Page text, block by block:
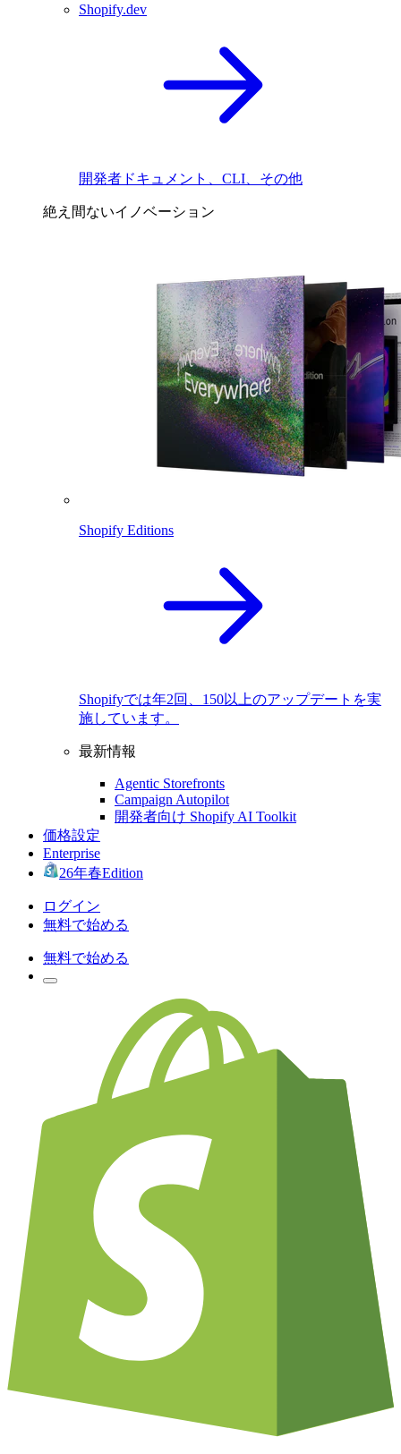
Shopify.dev
開発者ドキュメント、CLI、その他
絶え間ないイノベーション
Shopify Editions
Shopifyでは年2回、150以上のアップデートを実
施しています。
最新情報
Agentic Storefronts
Campaign Autopilot
開発者向け Shopify AI Toolkit
価格設定
Enterprise
26年春Edition
ログイン
無料で始める
無料で始める